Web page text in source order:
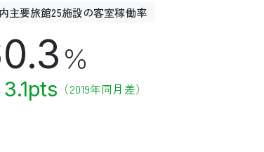
主要旅館25施設の客室稼働率
％
3.1pts （2019年同月差）